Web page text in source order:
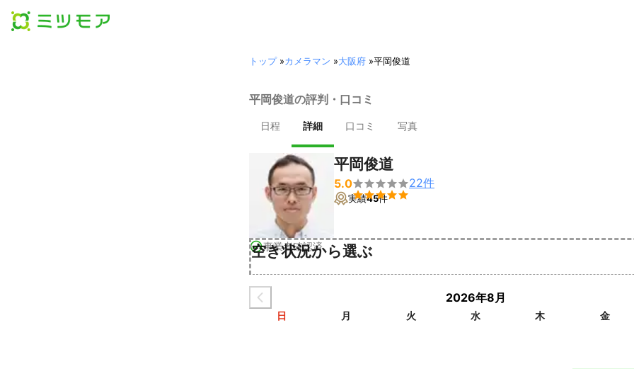
トップ»カメラマン »大阪府 »平岡俊道
平岡俊道の評判・口コミ
日程 詳細 口コミ 写真
事業者確認済
平岡俊道
5.0

22件
実績45件
空き状況から選ぶ
2026年8月
日 月 火 水 木 金